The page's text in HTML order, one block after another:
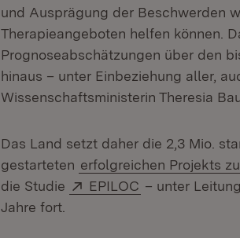
und Ausprägung der Beschwerden
Therapieangeboten helfen können.
Prognoseabschätzungen über den
hinaus – unter Einbeziehung aller,
Wissenschaftsministerin Theresia
Das Land setzt daher die 2,3 Mio.
gestarteten erfolgreichen Projekts
die Studie
Extern:
EPILOC (Öffnet in
– unter
Jahre fort.